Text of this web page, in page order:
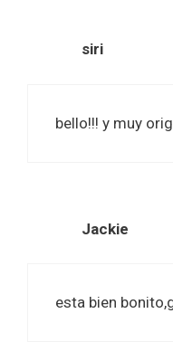
siri
bello!!! y muy
Jackie
esta bien